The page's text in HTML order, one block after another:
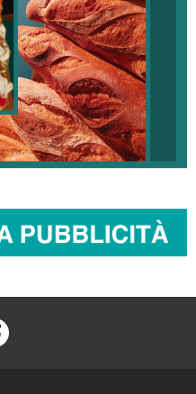
facebook